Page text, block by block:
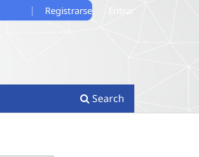
Search
Registrarse